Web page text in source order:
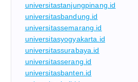
universitastanjungpinang.id
universitasbandung.id
universitassemarang.id
universitasyogyakarta.id
universitassurabaya.id
universitasserang.id
universitasbanten.id